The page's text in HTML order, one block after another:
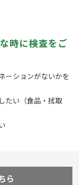
時に検査をご
ーションがないかを
たい（食品・拭取
ら